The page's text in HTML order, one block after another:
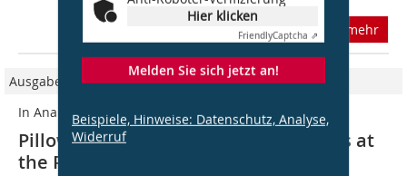
Hier klicken
FriendlyCaptcha ⇗
Melden Sie sich jetzt an!
Beispiele, Hinweise: Datenschutz, Analyse,
Widerruf
mehr
Ausgabe Hotel 2023/2023
In Analogie erweitert
Pillows Grand Boutique Hotel Maurits at
the Park, Amsterdam/NL